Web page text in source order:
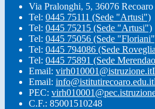
Via Pralonghi, 5, 36076
Tel: 0445 75111 (Sede "Artusi")
Tel: 0445 75215 (Sede "Artusi")
Tel: 0445 75056 (Sede
Tel: 0445 794086 (Sede
Tel: 0445 75891 (Sede
Email: virh010001@istruzione.it
Email: info@istitutirecoaro.edu.it
PEC:
C.F.: 85001510248